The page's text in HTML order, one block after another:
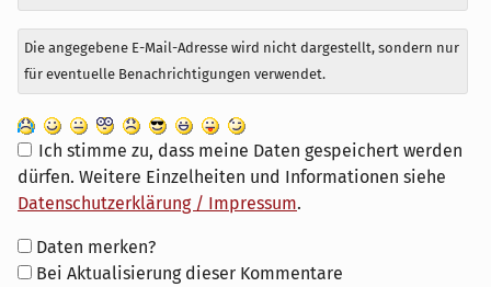
Die angegebene E-Mail-Adresse wird nicht dargestellt, sondern nur
für eventuelle Benachrichtigungen verwendet.
Ich stimme zu, dass meine Daten gespeichert werden
dürfen. Weitere Einzelheiten und Informationen siehe
Datenschutzerklärung / Impressum.
Formular-
Optionen
Daten merken?
Bei Aktualisierung dieser Kommentare